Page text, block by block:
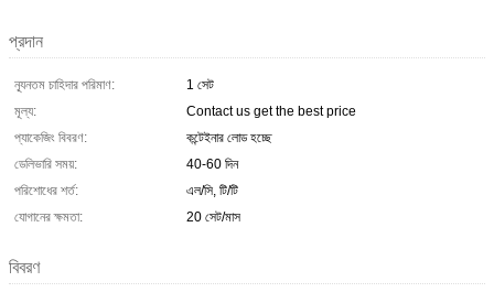
প্রদান
ন্যূনতম চাহিদার পরিমাণ:
1 সেট
মূল্য:
Contact us get the best price
প্যাকেজিং বিবরণ:
কন্টেইনার লোড হচ্ছে
ডেলিভারি সময়:
40-60 দিন
পরিশোধের শর্ত:
এল/সি, টি/টি
যোগানের ক্ষমতা:
20 সেট/মাস
বিবরণ